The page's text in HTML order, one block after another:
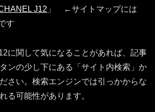
J12 」 ←サイトマップには
す
に関して気になることがあれば、記事
ンの少し下にある「サイト内検索」か
さい。検索エンジンでは引っかからな
る可能性があります。